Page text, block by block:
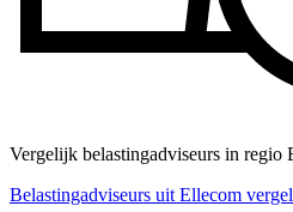
Vergelijk belastingadviseurs in regio
Belastingadviseurs uit Ellecom